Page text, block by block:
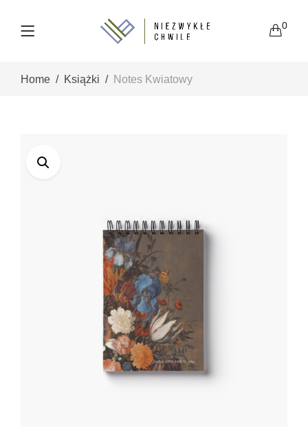
0
Home Książki Notes Kwiatowy